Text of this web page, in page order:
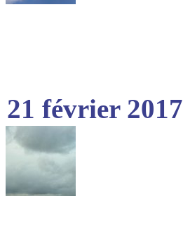
21 février 2017